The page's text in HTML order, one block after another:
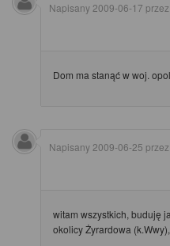
Napisany2009-06-17 przez
Dom ma stanąć w woj.
Napisany2009-06-25 przez
witam wszystkich, buduję
okolicy Żyrardowa